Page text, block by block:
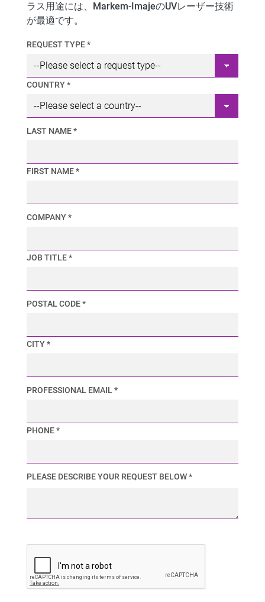
ラス用途には、 Markem-ImajeのUVレーザー技術
が最適です。
REQUEST TYPE *
COUNTRY *
LAST NAME *
FIRST NAME *
COMPANY *
JOB TITLE *
POSTAL CODE *
CITY *
PROFESSIONAL EMAIL *
PHONE *
PLEASE DESCRIBE YOUR REQUEST BELOW *